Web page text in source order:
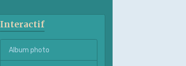
Interactif
Album photo